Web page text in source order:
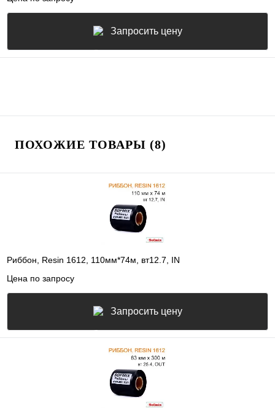
Запросить цену
ПОХОЖИЕ ТОВАРЫ (8)
Риббон, Resin 1612, 110мм*74м, вт12.7, IN
Цена по запросу
Запросить цену